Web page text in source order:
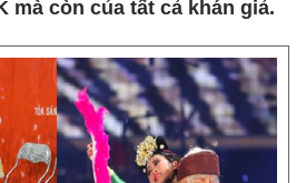
mà còn của tất cả khán giả.